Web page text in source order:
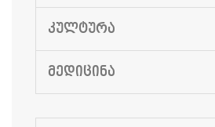
ᲙᲣᲚᲢᲣᲠᲐ
ᲛᲔᲓᲘᲪᲘᲜᲐ